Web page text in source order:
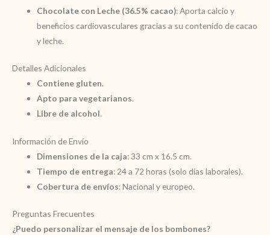
Chocolate con Leche (36.5% cacao): Aporta calcio y
beneficios cardiovasculares gracias a su contenido de cacao
y leche.
Detalles Adicionales
Contiene gluten.
Apto para vegetarianos.
Libre de alcohol.
Información de Envío
Dimensiones de la caja: 33 cm x 16.5 cm.
Tiempo de entrega: 24 a 72 horas (solo días laborales).
Cobertura de envíos: Nacional y europeo.
Preguntas Frecuentes
¿Puedo personalizar el mensaje de los bombones?